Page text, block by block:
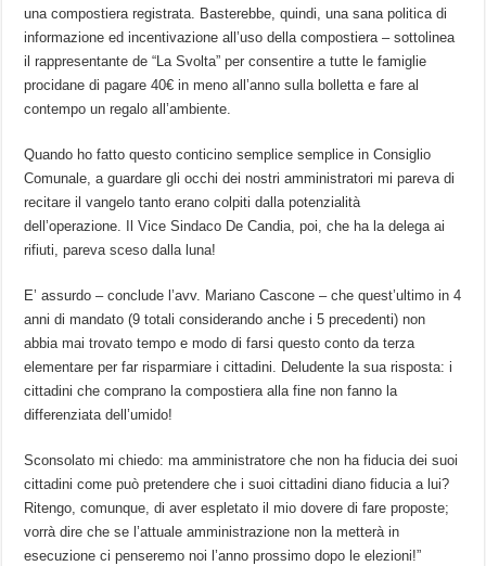
una compostiera registrata. Basterebbe, quindi, una sana politica di
informazione ed incentivazione all’uso della compostiera – sottolinea
il rappresentante de “La Svolta” per consentire a tutte le famiglie
procidane di pagare 40€ in meno all’anno sulla bolletta e fare al
contempo un regalo all’ambiente.
Quando ho fatto questo conticino semplice semplice in Consiglio
Comunale, a guardare gli occhi dei nostri amministratori mi pareva di
recitare il vangelo tanto erano colpiti dalla potenzialità
dell’operazione. Il Vice Sindaco De Candia, poi, che ha la delega ai
rifiuti, pareva sceso dalla luna!
E’ assurdo – conclude l’avv. Mariano Cascone – che quest’ultimo in 4
anni di mandato (9 totali considerando anche i 5 precedenti) non
abbia mai trovato tempo e modo di farsi questo conto da terza
elementare per far risparmiare i cittadini. Deludente la sua risposta: i
cittadini che comprano la compostiera alla fine non fanno la
differenziata dell’umido!
Sconsolato mi chiedo: ma amministratore che non ha fiducia dei suoi
cittadini come può pretendere che i suoi cittadini diano fiducia a lui?
Ritengo, comunque, di aver espletato il mio dovere di fare proposte;
vorrà dire che se l’attuale amministrazione non la metterà in
esecuzione ci penseremo noi l’anno prossimo dopo le elezioni!”